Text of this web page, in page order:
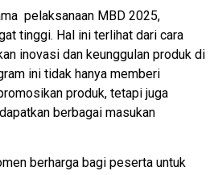
pelaksanaan MBD 2025,
tinggi. Hal ini terlihat dari cara
inovasi dan keunggulan produk di
ini tidak hanya memberi
produk, tetapi juga
berbagai masukan
berharga bagi peserta untuk